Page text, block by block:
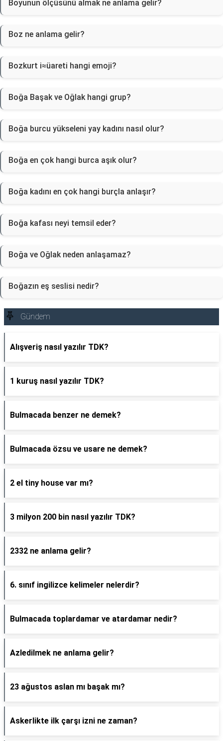
Boyunun ölçüsünü almak ne anlama gelir?
Boz ne anlama gelir?
Bozkurt i≈üareti hangi emoji?
Boğa Başak ve Oğlak hangi grup?
Boğa burcu yükseleni yay kadını nasıl olur?
Boğa en çok hangi burca aşık olur?
Boğa kadını en çok hangi burçla anlaşır?
Boğa kafası neyi temsil eder?
Boğa ve Oğlak neden anlaşamaz?
Boğazın eş seslisi nedir?
Gündem
Alışveriş nasıl yazılır TDK?
1 kuruş nasıl yazılır TDK?
Bulmacada benzer ne demek?
Bulmacada özsu ve usare ne demek?
2 el tiny house var mı?
3 milyon 200 bin nasıl yazılır TDK?
2332 ne anlama gelir?
6. sınıf ingilizce kelimeler nelerdir?
Bulmacada toplardamar ve atardamar nedir?
Azledilmek ne anlama gelir?
23 ağustos aslan mı başak mı?
Askerlikte ilk çarşı izni ne zaman?